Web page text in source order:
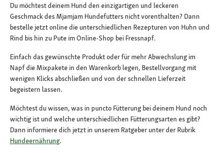
Du möchtest deinem Hund den einzigartigen und leckeren
Geschmack des Mjamjam Hundefutters nicht vorenthalten? Dann
bestelle jetzt online die unterschiedlichen Rezepturen von Huhn und
Rind bis hin zu Pute im Online-Shop bei Fressnapf.
Einfach das gewünschte Produkt oder für mehr Abwechslung im
Napf die Mixpakete in den Warenkorb legen, Bestellvorgang mit
wenigen Klicks abschließen und von der schnellen Lieferzeit
begeistern lassen.
Möchtest du wissen, was in puncto Fütterung bei deinem Hund noch
wichtig ist und welche unterschiedlichen Fütterungsarten es gibt?
Dann informiere dich jetzt in unserem Ratgeber unter der Rubrik
Hundeernährung.